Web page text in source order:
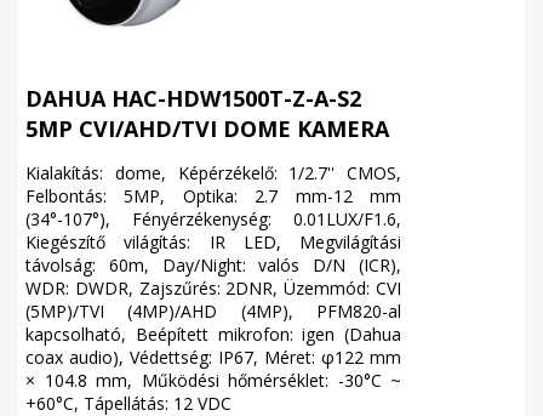
DAHUA HAC-HDW1500T-Z-A-S2
5MP CVI/AHD/TVI DOME KAMERA
Kialakítás: dome, Képérzékelő: 1/2.7'' CMOS,
Felbontás: 5MP, Optika: 2.7 mm-12 mm
(34°-107°), Fényérzékenység: 0.01LUX/F1.6,
Kiegészítő világítás: IR LED, Megvilágítási
távolság: 60m, Day/Night: valós D/N (ICR),
WDR: DWDR, Zajszűrés: 2DNR, Üzemmód: CVI
(5MP)/TVI (4MP)/AHD (4MP), PFM820-al
kapcsolható, Beépített mikrofon: igen (Dahua
coax audio), Védettség: IP67, Méret: φ122 mm
× 104.8 mm, Működési hőmérséklet: -30°C ~
+60°C, Tápellátás: 12 VDC